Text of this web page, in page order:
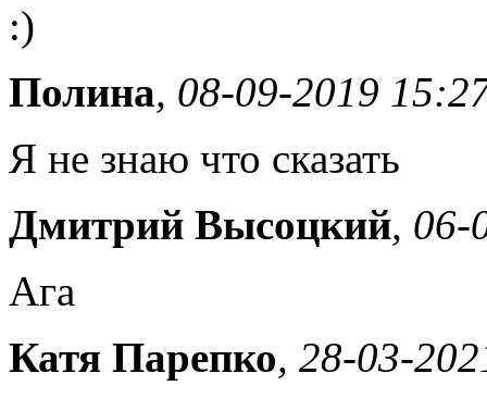
:)
Полина, 08-09-2019
Я не знаю что сказать
Дмитрий Высоцкий, 06-
Ага
Катя Парепко, 28-03-